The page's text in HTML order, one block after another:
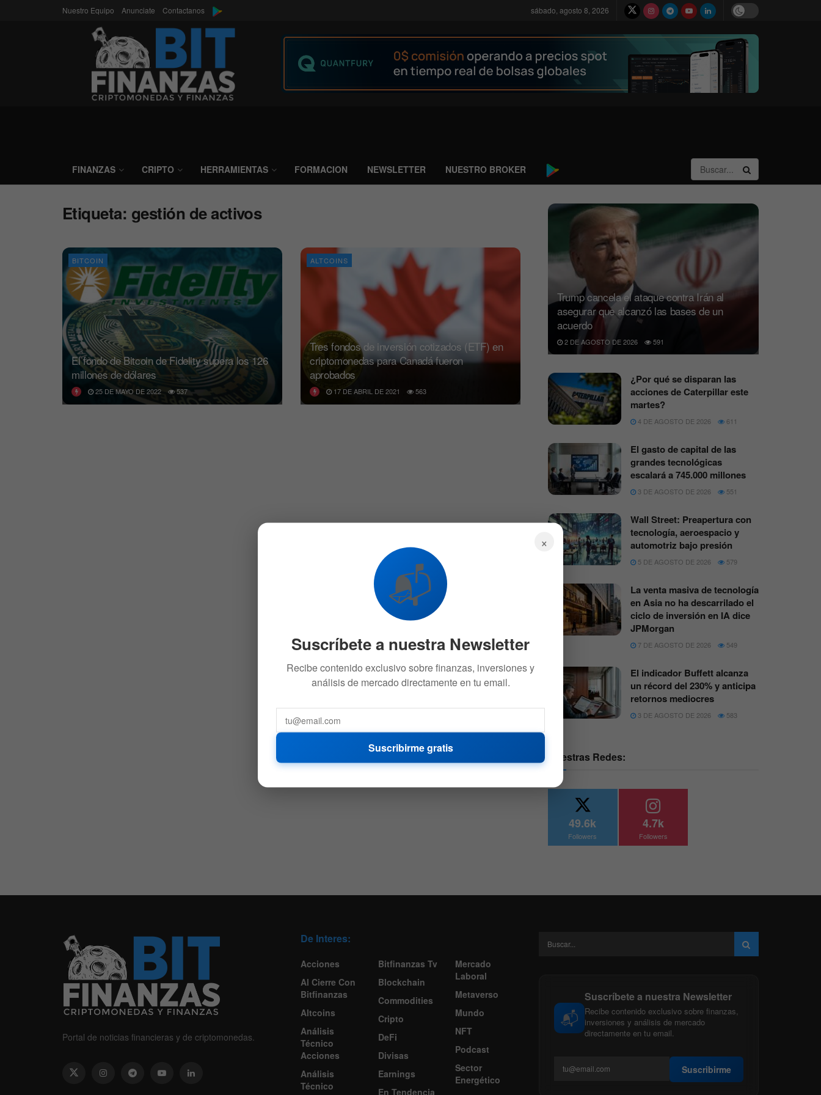
Nuestro Equipo Anunciate Contactanos sábado, agosto 8, 2026
FINANZAS CRIPTO HERRAMIENTAS FORMACION NEWSLETTER NUESTRO BROKER
Etiqueta: gestión de activos
BITCOIN
El fondo de Bitcoin de Fidelity supera los 126
millones de dólares
25 DE MAYO DE 2022 537
ALTCOINS
Tres fondos de inversión cotizados (ETF) en
criptomonedas para Canadá fueron
aprobados
17 DE ABRIL DE 2021 563
Trump cancela el ataque contra Irán al
asegurar que alcanzó las bases de un
acuerdo
2 DE AGOSTO DE 2026 591
¿Por qué se disparan las
acciones de Caterpillar este
martes?
4 DE AGOSTO DE 2026 611
El gasto de capital de las
grandes tecnológicas
escalará a 745.000 millones
3 DE AGOSTO DE 2026 551
Wall Street: Preapertura con
tecnología, aeroespacio y
automotriz bajo presión
5 DE AGOSTO DE 2026 579
La venta masiva de tecnología
en Asia no ha descarrilado el
ciclo de inversión en IA dice
JPMorgan
7 DE AGOSTO DE 2026 549
El indicador Buffett alcanza
un récord del 230% y anticipa
retornos mediocres
3 DE AGOSTO DE 2026 583
Nuestras Redes:
49.6k
Followers
4.7k
Followers
Portal de noticias financieras y de criptomonedas.
De Interes:
Acciones
Al Cierre Con
Bitfinanzas
Altcoins
Análisis
Técnico
Acciones
Análisis
Técnico
Bitfinanzas Tv
Blockchain
Commodities
Cripto
DeFi
Divisas
Earnings
En Tendencia
Mercado
Laboral
Metaverso
Mundo
NFT
Podcast
Sector
Energético
📬
Suscríbete a nuestra Newsletter
Recibe contenido exclusivo sobre finanzas,
inversiones y análisis de mercado
directamente en tu email.
Suscribirme
×
📬
Suscríbete a nuestra Newsletter
Recibe contenido exclusivo sobre finanzas, inversiones y
análisis de mercado directamente en tu email.
Suscribirme gratis